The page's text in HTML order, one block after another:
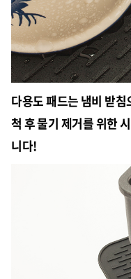
다용도 패드는 냄비 받
척 후 물기 제거를 위한
니다!